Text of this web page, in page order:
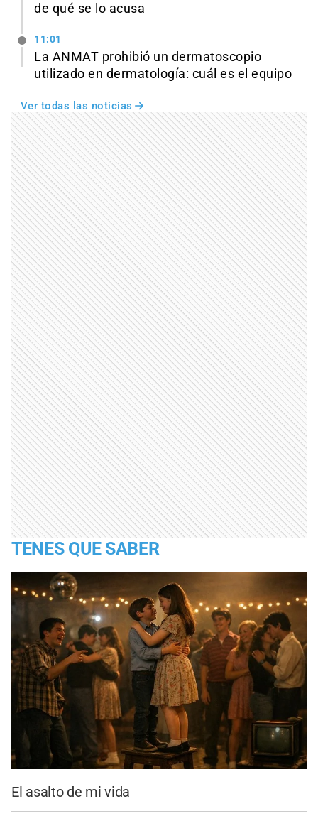
de qué se lo acusa
11:01
La ANMAT prohibió un dermatoscopio
utilizado en dermatología: cuál es el equipo
Ver todas las noticias
TENES QUE SABER
El asalto de mi vida